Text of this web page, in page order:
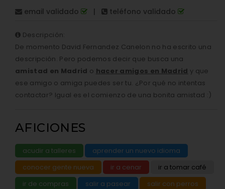
email validado | teléfono validado
Descripción:
De momento David Fernandez Canelon no ha escrito una
descripción. Pero podemos decir que busca una
amistad en Madrid o hacer amigos en Madrid y que
ese amigo o amiga puedes ser tu. ¿Por qué no intentas
contactar? Igual es el comienzo de una bonita amistad :)
AFICIONES
acudir a talleres
aprender un nuevo idioma
conocer gente nueva
ir a cenar
ir a tomar café
ir de compras
salir a pasear
salir con perros